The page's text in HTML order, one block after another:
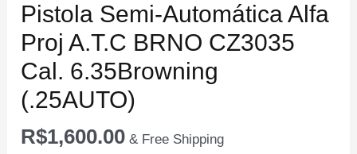
Pistola Semi-Automática Alfa
Proj A.T.C BRNO CZ3035
Cal. 6.35Browning
(.25AUTO)
R$1,600.00 & Free Shipping